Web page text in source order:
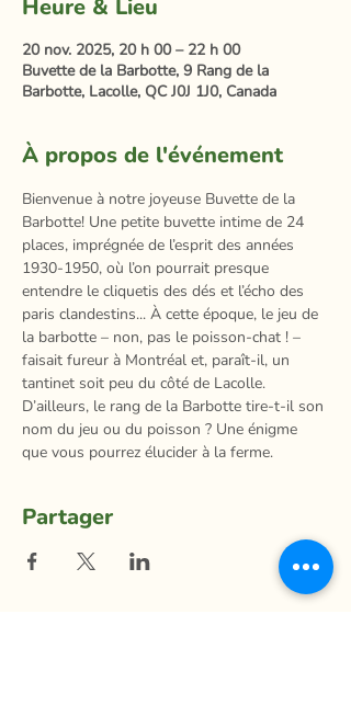
Heure & Lieu
20 nov. 2025, 20 h 00 – 22 h 00
Buvette de la Barbotte, 9 Rang de la
Barbotte, Lacolle, QC J0J 1J0, Canada
À propos de l'événement
Bienvenue à notre joyeuse Buvette de la
Barbotte! Une petite buvette intime de 24
places, imprégnée de l’esprit des années
1930-1950, où l’on pourrait presque
entendre le cliquetis des dés et l’écho des
paris clandestins... À cette époque, le jeu de
la barbotte – non, pas le poisson-chat ! –
faisait fureur à Montréal et, paraît-il, un
tantinet soit peu du côté de Lacolle.
D’ailleurs, le rang de la Barbotte tire-t-il son
nom du jeu ou du poisson ? Une énigme
que vous pourrez élucider à la ferme.
Partager